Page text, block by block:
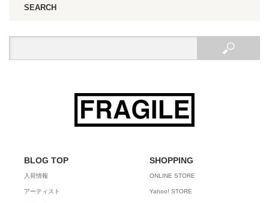
SEARCH
BLOG TOP
入荷情報
アーティスト
SHOPPING
ONLINE STORE
Yahoo! STORE